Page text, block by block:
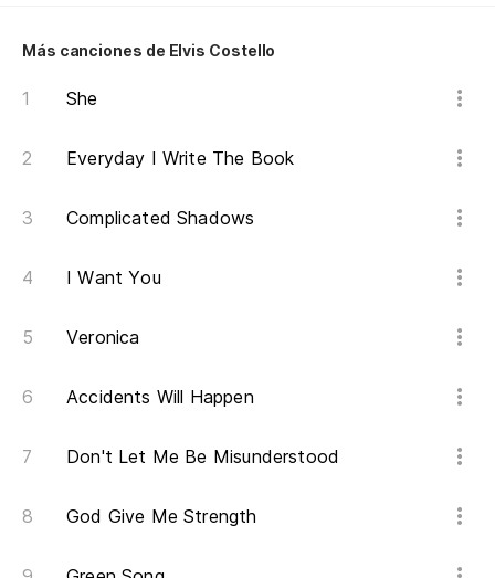
Más canciones de Elvis Costello
She
Everyday I Write The Book
Complicated Shadows
I Want You
Veronica
Accidents Will Happen
Don't Let Me Be Misunderstood
God Give Me Strength